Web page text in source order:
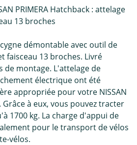
PRIMERA Hatchback : attelage
13 broches
démontable avec outil de
faisceau 13 broches. Livré
de montage. L'attelage de
électrique ont été
appropriée pour votre NISSAN
Grâce à eux, vous pouvez tracter
1700 kg. La charge d'appui de
pour le transport de vélos
vélos.